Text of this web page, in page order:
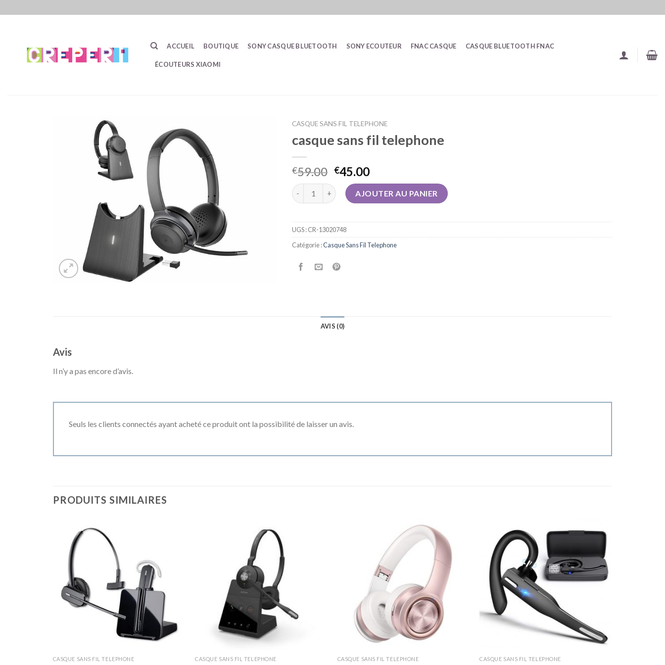
ACCUEIL BOUTIQUE SONY CASQUE BLUETOOTH SONY ECOUTEUR FNAC CASQUE CASQUE BLUETOOTH FNAC
ÉCOUTEURS XIAOMI
CASQUE SANS FIL TELEPHONE
casque sans fil telephone
€59.00 €45.00
quantité de casque sans fil telephone
AJOUTER AU PANIER
UGS :CR-13020748
Catégorie :Casque Sans Fil Telephone
AVIS (0)
Avis
Il n’y a pas encore d’avis.
Seuls les clients connectés ayant acheté ce produit ont la possibilité de laisser un avis.
PRODUITS SIMILAIRES
CASQUE SANS FIL TELEPHONE CASQUE SANS FIL TELEPHONE CASQUE SANS FIL TELEPHONE CASQUE SANS FIL TELEPHONE